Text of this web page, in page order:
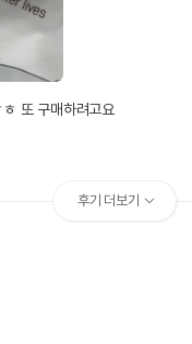
또 구매하려고요
후기 더보기